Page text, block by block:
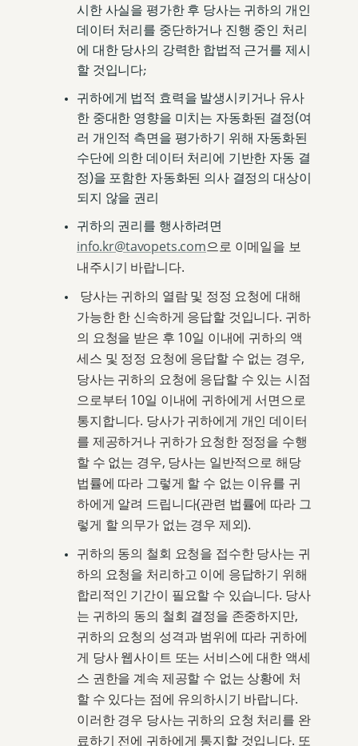
시한 사실을 평가한 후 당사는 귀하의 개인
데이터 처리를 중단하거나 진행 중인 처리
에 대한 당사의 강력한 합법적 근거를 제시
할 것입니다;
귀하에게 법적 효력을 발생시키거나 유사
한 중대한 영향을 미치는 자동화된 결정(여
러 개인적 측면을 평가하기 위해 자동화된
수단에 의한 데이터 처리에 기반한 자동 결
정)을 포함한 자동화된 의사 결정의 대상이
되지 않을 권리
귀하의 권리를 행사하려면
info.kr@tavopets.com으로 이메일을 보
내주시기 바랍니다.
당사는 귀하의 열람 및 정정 요청에 대해
가능한 한 신속하게 응답할 것입니다. 귀하
의 요청을 받은 후 10일 이내에 귀하의 액
세스 및 정정 요청에 응답할 수 없는 경우,
당사는 귀하의 요청에 응답할 수 있는 시점
으로부터 10일 이내에 귀하에게 서면으로
통지합니다. 당사가 귀하에게 개인 데이터
를 제공하거나 귀하가 요청한 정정을 수행
할 수 없는 경우, 당사는 일반적으로 해당
법률에 따라 그렇게 할 수 없는 이유를 귀
하에게 알려 드립니다(관련 법률에 따라 그
렇게 할 의무가 없는 경우 제외).
귀하의 동의 철회 요청을 접수한 당사는 귀
하의 요청을 처리하고 이에 응답하기 위해
합리적인 기간이 필요할 수 있습니다. 당사
는 귀하의 동의 철회 결정을 존중하지만,
귀하의 요청의 성격과 범위에 따라 귀하에
게 당사 웹사이트 또는 서비스에 대한 액세
스 권한을 계속 제공할 수 없는 상황에 처
할 수 있다는 점에 유의하시기 바랍니다.
이러한 경우 당사는 귀하의 요청 처리를 완
료하기 전에 귀하에게 통지할 것입니다. 또